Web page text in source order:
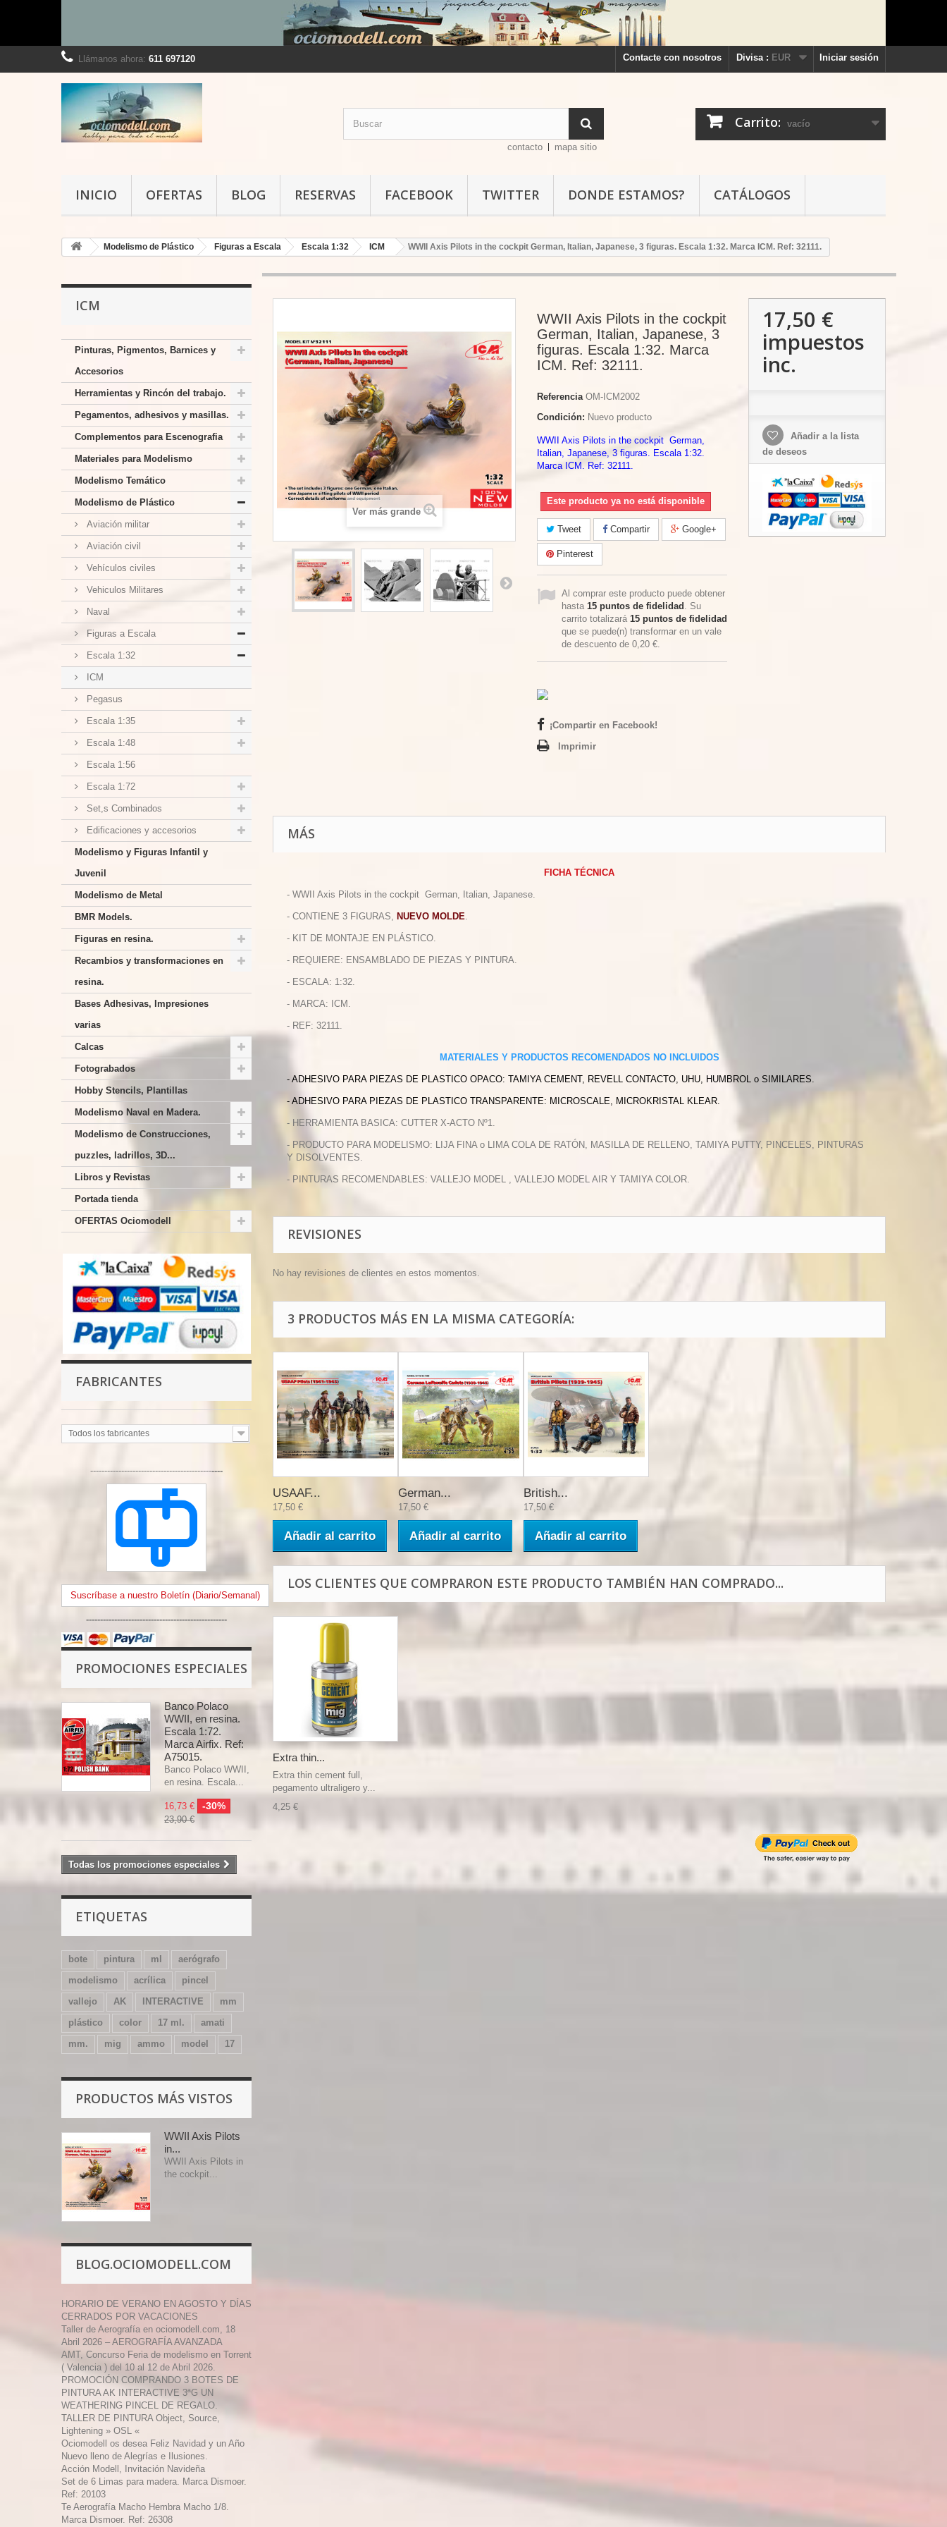
Iniciar sesión
Divisa : EUR
Contacte con nosotros
Llámanos ahora: 611 697120
Carrito: vacío
contacto mapa sitio
INICIO OFERTAS BLOG RESERVAS FACEBOOK TWITTER DONDE ESTAMOS? CATÁLOGOS
Modelismo de Plástico Figuras a Escala Escala 1:32 ICM WWII Axis Pilots in the cockpit German, Italian, Japanese, 3 figuras. Escala 1:32. Marca ICM. Ref: 32111.
ICM
Pinturas, Pigmentos, Barnices y
Accesorios
Herramientas y Rincón del trabajo.
Pegamentos, adhesivos y masillas.
Complementos para Escenografia
Materiales para Modelismo
Modelismo Temático
Modelismo de Plástico
Aviación militar
Aviación civil
Vehículos civiles
Vehiculos Militares
Naval
Figuras a Escala
Escala 1:32
ICM
Pegasus
Escala 1:35
Escala 1:48
Escala 1:56
Escala 1:72
Set,s Combinados
Edificaciones y accesorios
Modelismo y Figuras Infantil y
Juvenil
Modelismo de Metal
BMR Models.
Figuras en resina.
Recambios y transformaciones en
resina.
Bases Adhesivas, Impresiones
varias
Calcas
Fotograbados
Hobby Stencils, Plantillas
Modelismo Naval en Madera.
Modelismo de Construcciones,
puzzles, ladrillos, 3D...
Libros y Revistas
Portada tienda
OFERTAS Ociomodell
FABRICANTES
Todos los fabricantes
-----------------------------------------------
Suscríbase a nuestro Boletín (Diario/Semanal)
--------------------------------------------------
PROMOCIONES ESPECIALES
Banco Polaco
WWII, en resina.
Escala 1:72.
Marca Airfix. Ref:
A75015.
Banco Polaco WWII,
en resina. Escala...
16,73 € -30%
23,90 €
Todas los promociones especiales
ETIQUETAS
bote pintura ml
aerógrafo
modelismo
acrílica
pincel
vallejo
AK INTERACTIVE
mm
plástico
color 17 ml.
amati
mm.
mig ammo model 17
PRODUCTOS MÁS VISTOS
WWII Axis Pilots
in...
WWII Axis Pilots in
the cockpit...
BLOG.OCIOMODELL.COM
HORARIO DE VERANO EN AGOSTO Y DÍAS
CERRADOS POR VACACIONES
Taller de Aerografía en ociomodell.com, 18
Abril 2026 – AEROGRAFÍA AVANZADA
AMT, Concurso Feria de modelismo en Torrent
( Valencia ) del 10 al 12 de Abril 2026.
PROMOCIÓN COMPRANDO 3 BOTES DE
PINTURA AK INTERACTIVE 3ªG UN
WEATHERING PINCEL DE REGALO.
TALLER DE PINTURA Object, Source,
Lightening » OSL «
Ociomodell os desea Feliz Navidad y un Año
Nuevo lleno de Alegrías e Ilusiones.
Acción Modell, Invitación Navideña
Set de 6 Limas para madera. Marca Dismoer.
Ref: 20103
Te Aerografía Macho Hembra Macho 1/8.
Marca Dismoer. Ref: 26308
Ver más grande
WWII Axis Pilots in the cockpit
German, Italian, Japanese, 3
figuras. Escala 1:32. Marca
ICM. Ref: 32111.
Referencia OM-ICM2002
Condición: Nuevo producto
WWII Axis Pilots in the cockpit German,
Italian, Japanese, 3 figuras. Escala 1:32.
Marca ICM. Ref: 32111.
Este producto ya no está disponible
Tweet Compartir Google+
Pinterest
Al comprar este producto puede obtener
hasta 15 puntos de fidelidad . Su
carrito totalizará 15 puntos de fidelidad
que se puede(n) transformar en un vale
de descuento de 0,20 €.
¡Compartir en Facebook!
Imprimir
17,50 €
impuestos
inc.
Añadir a la lista
de deseos
MÁS
FICHA TÉCNICA
- WWII Axis Pilots in the cockpit German, Italian, Japanese.
- CONTIENE 3 FIGURAS, NUEVO MOLDE.
- KIT DE MONTAJE EN PLÁSTICO.
- REQUIERE: ENSAMBLADO DE PIEZAS Y PINTURA.
- ESCALA: 1:32.
- MARCA: ICM.
- REF: 32111.
MATERIALES Y PRODUCTOS RECOMENDADOS NO INCLUIDOS
- ADHESIVO PARA PIEZAS DE PLASTICO OPACO: TAMIYA CEMENT, REVELL CONTACTO, UHU, HUMBROL o SIMILARES.
- ADHESIVO PARA PIEZAS DE PLASTICO TRANSPARENTE: MICROSCALE, MICROKRISTAL KLEAR.
- HERRAMIENTA BASICA: CUTTER X-ACTO Nº1.
- PRODUCTO PARA MODELISMO: LIJA FINA o LIMA COLA DE RATÓN, MASILLA DE RELLENO, TAMIYA PUTTY, PINCELES, PINTURAS
Y DISOLVENTES.
- PINTURAS RECOMENDABLES: VALLEJO MODEL , VALLEJO MODEL AIR Y TAMIYA COLOR.
REVISIONES
No hay revisiones de clientes en estos momentos.
3 PRODUCTOS MÁS EN LA MISMA CATEGORÍA:
USAAF...
17,50 €
Añadir al carrito
German...
17,50 €
Añadir al carrito
British...
17,50 €
Añadir al carrito
LOS CLIENTES QUE COMPRARON ESTE PRODUCTO TAMBIÉN HAN COMPRADO...
Extra thin...
Extra thin cement full,
pegamento ultraligero y...
4,25 €